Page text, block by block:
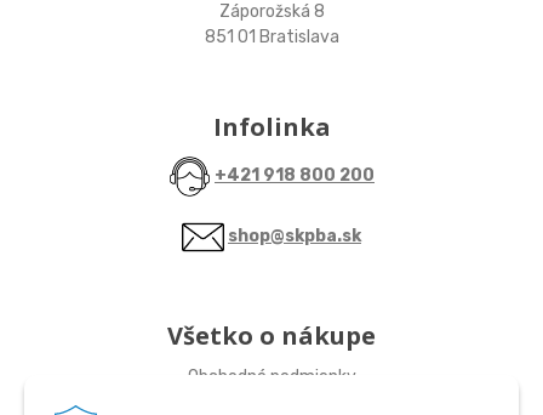
Záporožská 8
851 01 Bratislava
Infolinka
+421 918 800 200
shop@skpba.sk
Všetko o nákupe
Obchodné podmienky